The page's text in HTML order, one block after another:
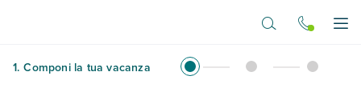
1. Componi la tua vacanza